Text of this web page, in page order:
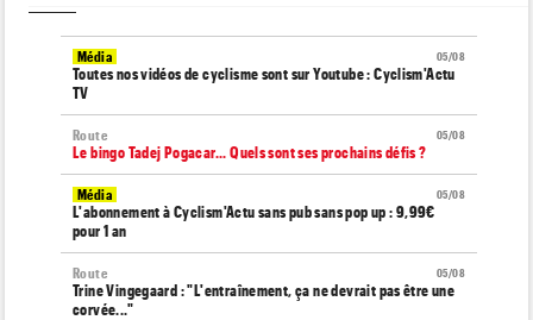
05/08
Média
Toutes nos vidéos de cyclisme sont sur Youtube : Cyclism'Actu
TV
05/08
Route
Le bingo Tadej Pogacar... Quels sont ses prochains défis ?
05/08
Média
L'abonnement à Cyclism'Actu sans pub sans pop up : 9,99€
pour 1 an
05/08
Route
Trine Vingegaard : "L'entraînement, ça ne devrait pas être une
corvée..."